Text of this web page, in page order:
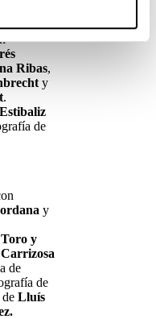
Ribas,
y
.
Estibaliz
de
y
y
de
de
de Lluís